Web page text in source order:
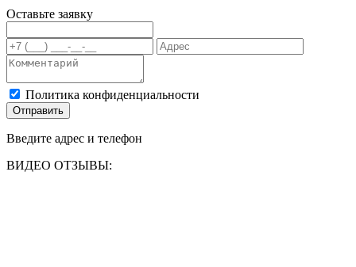
Оставьте заявку
Политика конфиденциальности
Отправить
Введите адрес и телефон
ВИДЕО ОТЗЫВЫ: